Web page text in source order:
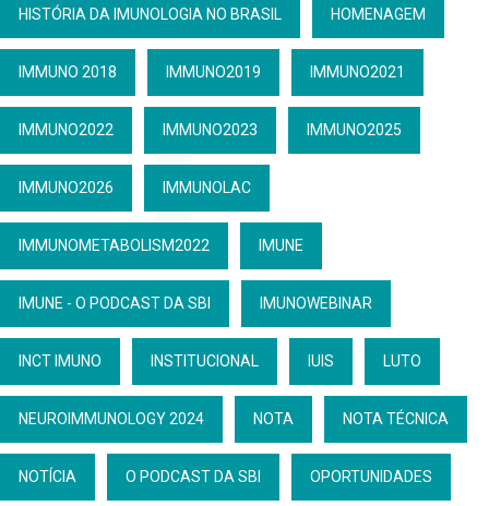
HISTÓRIA DA IMUNOLOGIA NO BRASIL HOMENAGEM
IMMUNO 2018 IMMUNO2019 IMMUNO2021
IMMUNO2022 IMMUNO2023 IMMUNO2025
IMMUNO2026 IMMUNOLAC
IMMUNOMETABOLISM2022 IMUNE
IMUNE - O PODCAST DA SBI IMUNOWEBINAR
INCT IMUNO INSTITUCIONAL IUIS LUTO
NEUROIMMUNOLOGY 2024 NOTA NOTA TÉCNICA
NOTÍCIA O PODCAST DA SBI OPORTUNIDADES